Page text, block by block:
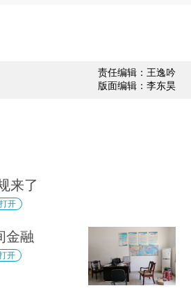
责任编辑：王逸吟
版面编辑：李东昊
来了
开
金融
开